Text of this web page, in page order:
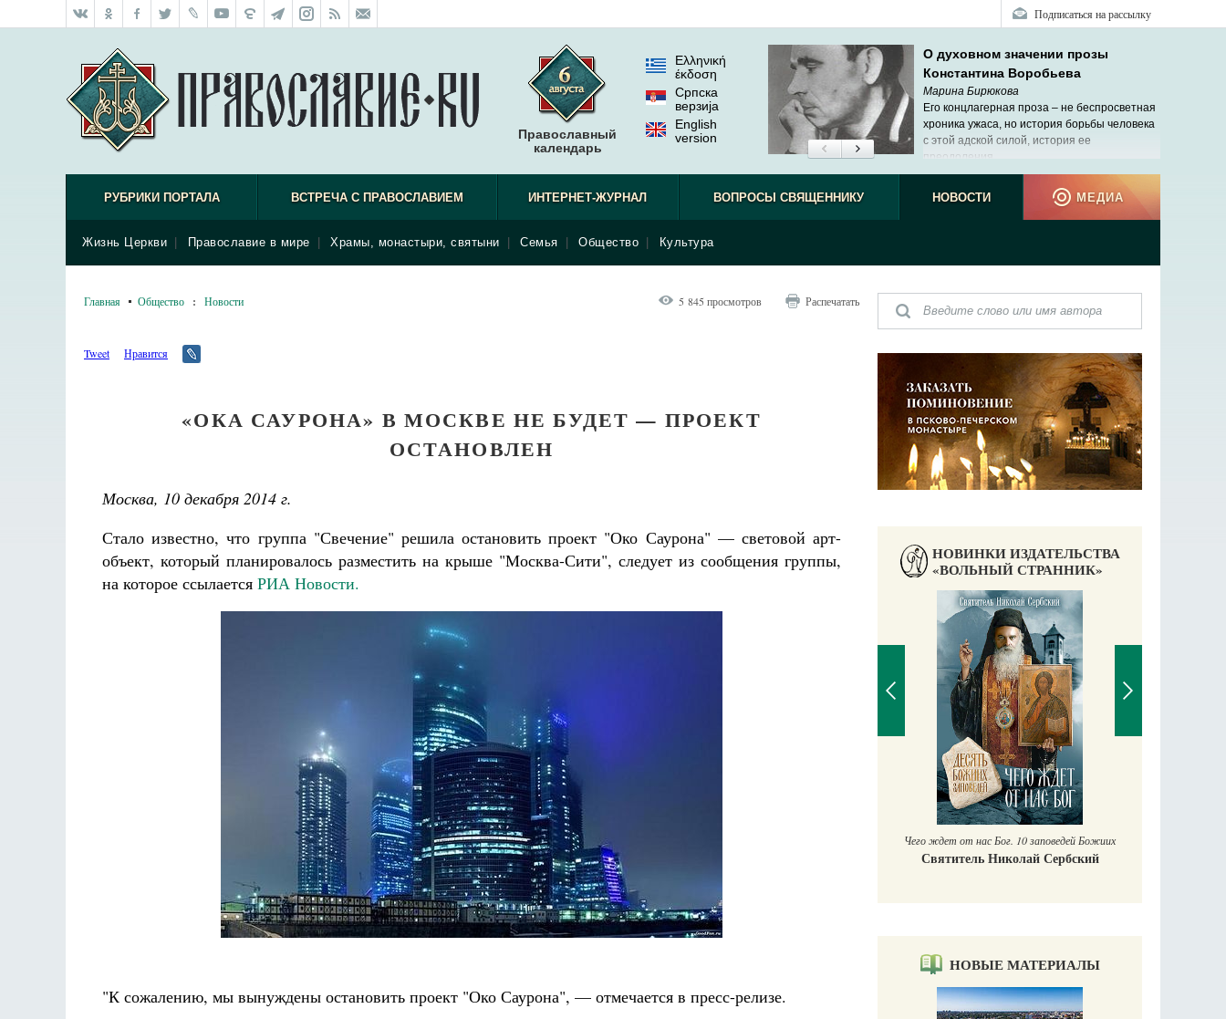
Подписаться на рассылку
Православный
календарь
Ελληνική
έκδοση
Српска
верзиjа
English
version
О духовном значении прозы
Константина Воробьева
Марина Бирюкова
Его концлагерная проза – не беспросветная
хроника ужаса, но история борьбы человека
с этой адской силой, история ее
преодоления.
РУБРИКИ ПОРТАЛА ВСТРЕЧА С ПРАВОСЛАВИЕМ ИНТЕРНЕТ-ЖУРНАЛ ВОПРОСЫ СВЯЩЕННИКУ НОВОСТИ
Жизнь Церкви Православие в мире Храмы, монастыри, святыни Семья Общество Культура
МЕДИА
Главная Общество : Новости 5 845 просмотров Распечатать
Tweet Нравится
«ОКА САУРОНА» В МОСКВЕ НЕ БУДЕТ — ПРОЕКТ
ОСТАНОВЛЕН
Москва, 10 декабря 2014 г.
Стало известно, что группа "Свечение" решила остановить проект "Око Саурона" — световой арт-
объект, который планировалось разместить на крыше "Москва-Сити", следует из сообщения группы,
на которое ссылается РИА Новости.
"К сожалению, мы вынуждены остановить проект "Око Саурона", — отмечается в пресс-релизе.
НОВИНКИ ИЗДАТЕЛЬСТВА
«ВОЛЬНЫЙ СТРАННИК»
Как найти своё место в жизни
Великомученик Георгий Победоносец. Научись у
святого
Роман Котов
Православный мальчик
Екатерина Баканова
НОВЫЕ МАТЕРИАЛЫ